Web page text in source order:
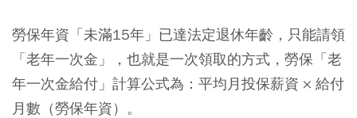
勞保年資「未滿15年」已達法定退休年齡，只能請領
「老年一次金」，也就是一次領取的方式，勞保「老
年一次金給付」計算公式為：平均月投保薪資 × 給付
月數（勞保年資）。